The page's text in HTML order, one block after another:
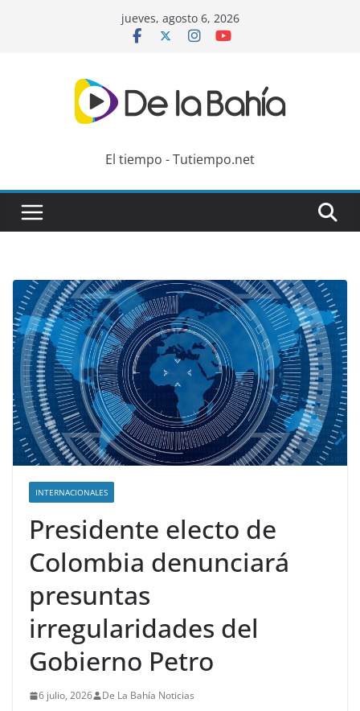
jueves, agosto 6, 2026
El tiempo - Tutiempo.net
INTERNACIONALES
Presidente electo de
Colombia denunciará
presuntas
irregularidades del
Gobierno Petro
6 julio, 2026 De La Bahía Noticias